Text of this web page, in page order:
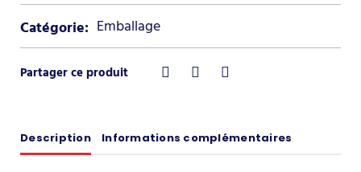
Catégorie: Emballage
Description Informations complémentaires